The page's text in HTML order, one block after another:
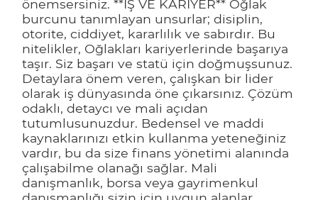
önemsersiniz. **İŞ VE KARİYER** Oğlak
burcunu tanımlayan unsurlar; disiplin,
otorite, ciddiyet, kararlılık ve sabırdır. Bu
nitelikler, Oğlakları kariyerlerinde başarıya
taşır. Siz başarı ve statü için doğmuşsunuz.
Detaylara önem veren, çalışkan bir lider
olarak iş dünyasında öne çıkarsınız. Çözüm
odaklı, detaycı ve mali açıdan
tutumlusunuzdur. Bedensel ve maddi
kaynaklarınızı etkin kullanma yeteneğiniz
vardır, bu da size finans yönetimi alanında
çalışabilme olanağı sağlar. Mali
danışmanlık, borsa veya gayrimenkul